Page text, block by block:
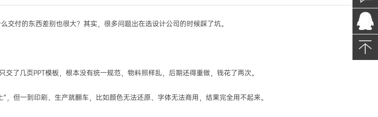
付的东西差别也很大？其实，很多问题出在选设计公司的时候踩了坑。
了几页PPT模板，根本没有统一规范，物料照样乱，后期还得重做，钱花了两次。
但一到印刷、生产就翻车，比如颜色无法还原、字体无法商用，结果完全用不起来。